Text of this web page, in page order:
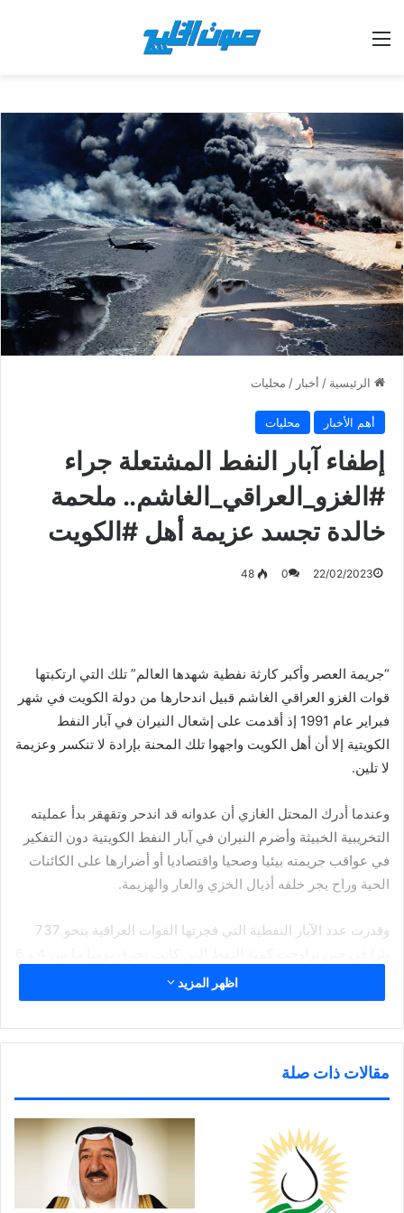
القائمة
الرئيسية / أخبار / محليات
أهم الأخبار محليات
إطفاء آبار النفط المشتعلة جراء
#الغزو_العراقي_الغاشم.. ملحمة
خالدة تجسد عزيمة أهل #الكويت
22/02/2023
0
48
“جريمة العصر وأكبر كارثة نفطية شهدها العالم” تلك التي ارتكبتها
قوات الغزو العراقي الغاشم قبيل اندحارها من دولة الكويت في شهر
فبراير عام 1991 إذ أقدمت على إشعال النيران في آبار النفط
الكويتية إلا أن أهل الكويت واجهوا تلك المحنة بإرادة لا تنكسر وعزيمة
لا تلين.
وعندما أدرك المحتل الغازي أن عدوانه قد اندحر وتقهقر بدأ عمليته
التخريبية الخبيثة وأضرم النيران في آبار النفط الكويتية دون التفكير
في عواقب جريمته بيئيا وصحيا واقتصاديا أو أضرارها على الكائنات
الحية وراح يجر خلفه أذيال الخزي والعار والهزيمة.
وقدرت عدد الآبار النفطية التي فجرتها القوات العراقية بنحو 737
ملايين برميل من البترول الخام.
بما يقارب ال120 مليون دولار أمريكي يوميا لتفقد جراء احتراق هذه
الآبار ما بين ال5ر1 و2 مليار برميل نفط.
وقام الفريق الكويتي المعني بعملية الإطفاء بأدوار بطولية إلى جانب
الفرق الأخرى المشاركة من الدول الشقيقة والصديقة حيث ضم نحو
30 شخصا جميعهم من الرجال عدا امرأة واحدة هي المهندسة ساره
أكبر التي ضربت أروع الأمثلة عن نساء الكويت في الشجاعة
اظهر المزيد
مقالات ذات صلة